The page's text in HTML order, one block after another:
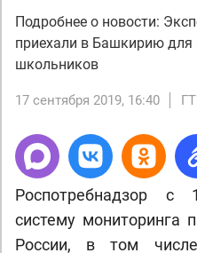
Подробнее о новости:
приехали в Башкирию для
школьников
17 сентября 2019, 16:40
Роспотребнадзор с
систему мониторинга
России, в том